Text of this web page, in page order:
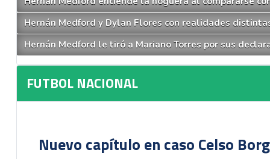
Hernán Medford y Dylan Flores con realidades
Hernán Medford le tiró a Mariano Torres por sus
FUTBOL NACIONAL
Nuevo capítulo en caso Celso